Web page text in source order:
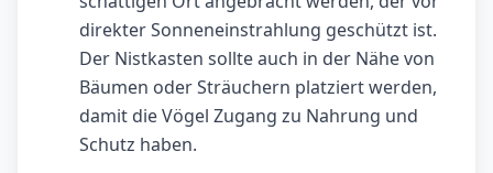
direkter Sonneneinstrahlung geschützt ist.
Der Nistkasten sollte auch in der Nähe von
Bäumen oder Sträuchern platziert werden,
damit die Vögel Zugang zu Nahrung und
Schutz haben.